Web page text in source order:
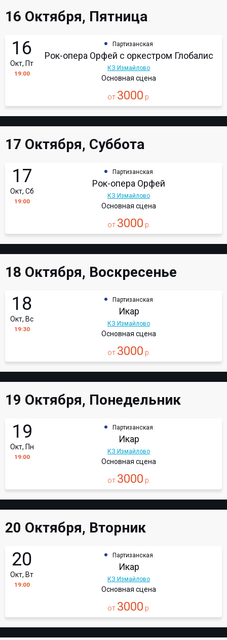
16 Октября, Пятница
16
Окт, Пт
19:00
Партизанская
Рок-опера Орфей с оркестром Глобалис
КЗ Измайлово
Основная сцена
от 3000 р.
17 Октября, Суббота
17
Окт, Сб
19:00
Партизанская
Рок-опера Орфей
КЗ Измайлово
Основная сцена
от 3000 р.
18 Октября, Воскресенье
18
Окт, Вс
19:30
Партизанская
Икар
КЗ Измайлово
Основная сцена
от 3000 р.
19 Октября, Понедельник
19
Окт, Пн
19:00
Партизанская
Икар
КЗ Измайлово
Основная сцена
от 3000 р.
20 Октября, Вторник
20
Окт, Вт
19:00
Партизанская
Икар
КЗ Измайлово
Основная сцена
от 3000 р.